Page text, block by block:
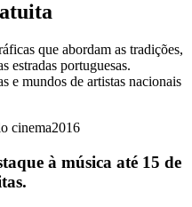
que abordam as tradições,
estradas portuguesas.
e mundos de artistas nacionais
à música até 15 de